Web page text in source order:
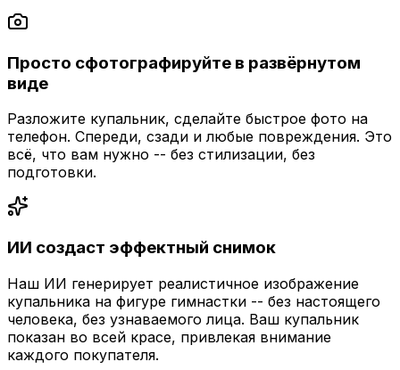
Просто сфотографируйте в развёрнутом
виде
Разложите купальник, сделайте быстрое фото на
телефон. Спереди, сзади и любые повреждения. Это
всё, что вам нужно -- без стилизации, без
подготовки.
ИИ создаст эффектный снимок
Наш ИИ генерирует реалистичное изображение
купальника на фигуре гимнастки -- без настоящего
человека, без узнаваемого лица. Ваш купальник
показан во всей красе, привлекая внимание
каждого покупателя.